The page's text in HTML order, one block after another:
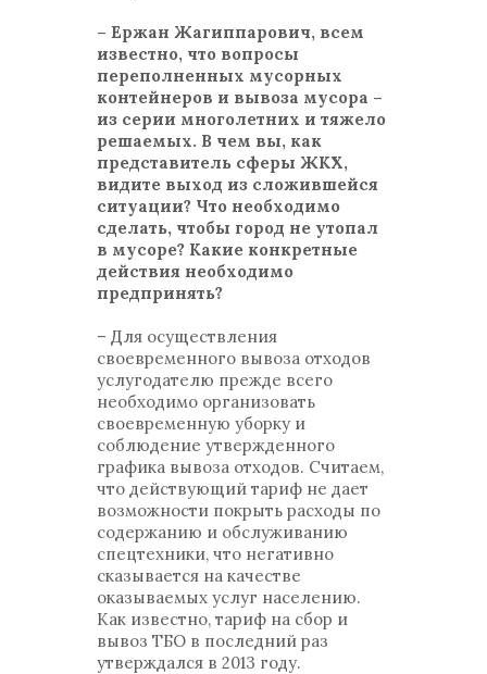
– Ержан Жагиппарович, всем
известно, что вопросы
переполненных мусорных
контейнеров и вывоза мусора –
из серии многолетних и тяжело
решаемых. В чем вы, как
представитель сферы ЖКХ,
видите выход из сложившейся
ситуации? Что необходимо
сделать, чтобы город не утопал
в мусоре? Какие конкретные
действия необходимо
предпринять?
– Для осуществления
своевременного вывоза отходов
услугодателю прежде всего
необходимо организовать
своевременную уборку и
соблюдение утвержденного
графика вывоза отходов. Считаем,
что действующий тариф не дает
возможности покрыть расходы по
содержанию и обслуживанию
спецтехники, что негативно
сказывается на качестве
оказываемых услуг населению.
Как известно, тариф на сбор и
вывоз ТБО в последний раз
утверждался в 2013 году.